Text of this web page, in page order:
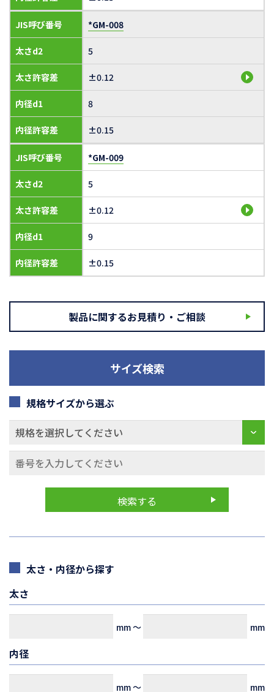
JIS呼び番号
太さd2
太さ許容差
内径d1
内径許容差
*GM-008
5
±0.12
8
±0.15
JIS呼び番号
太さd2
太さ許容差
内径d1
内径許容差
*GM-009
5
±0.12
9
±0.15
製品に関するお見積り・ご相談
サイズ検索
規格サイズから選ぶ
太さ・内径から探す
太さ
mm～ mm
内径
mm～ mm